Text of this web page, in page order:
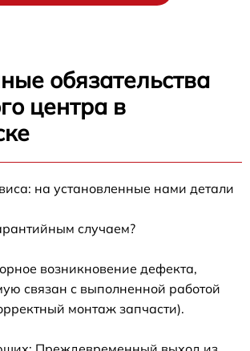
обязательства
центра в
на установленные нами детали
случаем?
возникновение дефекта,
связан с выполненной работой
монтаж запчасти).